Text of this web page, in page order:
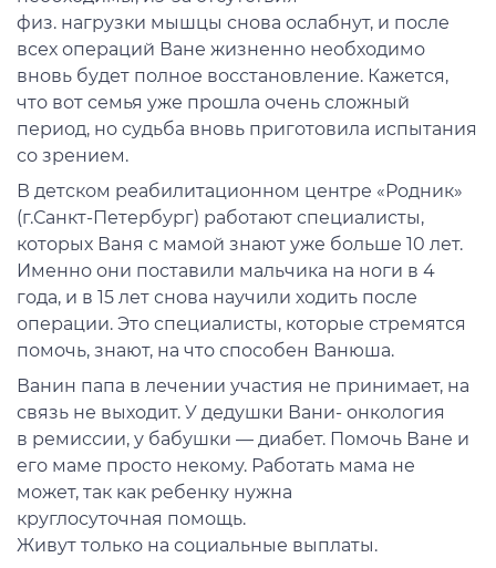
физ. нагрузки мышцы снова ослабнут, и после
всех операций Ване жизненно необходимо
вновь будет полное восстановление. Кажется,
что вот семья уже прошла очень сложный
период, но судьба вновь приготовила испытания
со зрением.
В детском реабилитационном центре «Родник»
(г.Санкт-Петербург) работают специалисты,
которых Ваня с мамой знают уже больше 10 лет.
Именно они поставили мальчика на ноги в 4
года, и в 15 лет снова научили ходить после
операции. Это специалисты, которые стремятся
помочь, знают, на что способен Ванюша.
Ванин папа в лечении участия не принимает, на
связь не выходит. У дедушки Вани- онкология
в ремиссии, у бабушки — диабет. Помочь Ване и
его маме просто некому. Работать мама не
может, так как ребенку нужна
круглосуточная помощь.
Живут только на социальные выплаты.